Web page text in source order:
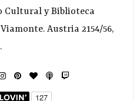
Cultural y Biblioteca
Austria 2154/56,